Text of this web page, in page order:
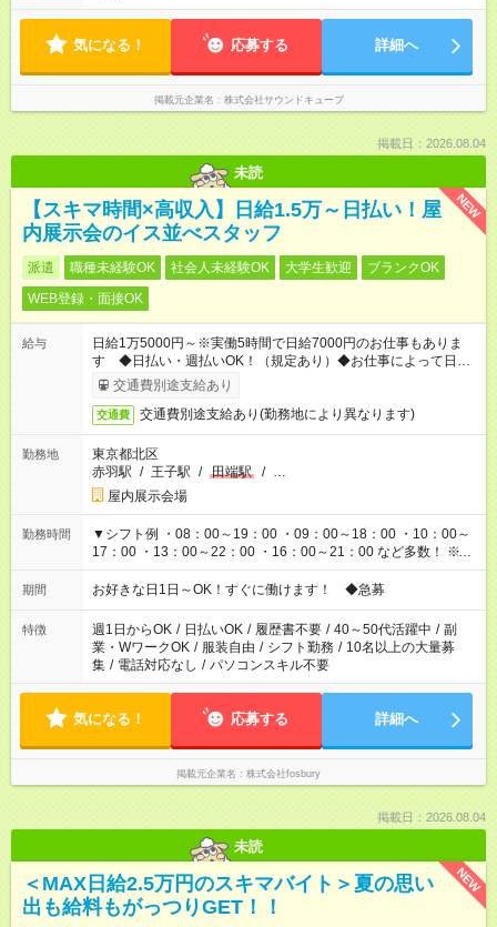
気になる！ 応募する 詳細へ
掲載元企業名 株式会社サウンドキューブ
掲載日：2026.08.04
未読
NEW
【スキマ時間×高収入】日給1.5万～日払い！屋
内展示会のイス並べスタッフ
派遣 職種未経験OK 社会人未経験OK 大学生歓迎
ブランクOK
WEB登録・面接OK
給与
日給1万5000円～※実働5時間で日給7000円のお仕事もありま
す ◆日払い・週払いOK！（規定あり）◆お仕事によって日給も
異なります
交通費別途支給あり
交通費 交通費別途支給あり(勤務地により異なります)
勤務地
東京都北区
赤羽駅 / 王子駅 / 田端駅 / …
屋内展示会場
勤務時間
▼シフト例 ・08：00～19：00 ・09：00～18：00 ・10：00～
17：00 ・13：00～22：00 ・16：00～21：00 など多数！ ※お
仕事により勤務時間が異なります
期間 お好きな日1日～OK！すぐに働けます！ ◆急募
特徴 週1日からOK / 日払いOK / 履歴書不要 / 40～50代活躍中 / 副
業・WワークOK / 服装自由 / シフト勤務 / 10名以上の大量募
集 / 電話対応なし / パソコンスキル不要
気になる！ 応募する 詳細へ
掲載元企業名 株式会社fosbury
掲載日：2026.08.04
未読
NEW
＜MAX日給2.5万円のスキマバイト＞夏の思い
出も給料もがっつりGET！！